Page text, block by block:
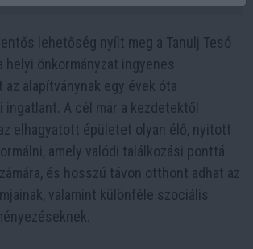
lehetőség nyílt meg a Tanulj Tesó
helyi önkormányzat ingyenes
az alapítványnak egy évek óta
ingatlant. A cél már a kezdetektől
elhagyatott épületet olyan élő, nyitott
amely valódi találkozási ponttá
és hosszú távon otthont adhat az
valamint különféle szociális